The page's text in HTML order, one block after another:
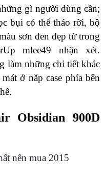
gì người dùng cần;
bụi có thể tháo rời, bộ
sơn đen đẹp từ trong
mlee49 nhận xét.
làm những chi tiết khác
ở nắp case phía bên
Obsidian 900D